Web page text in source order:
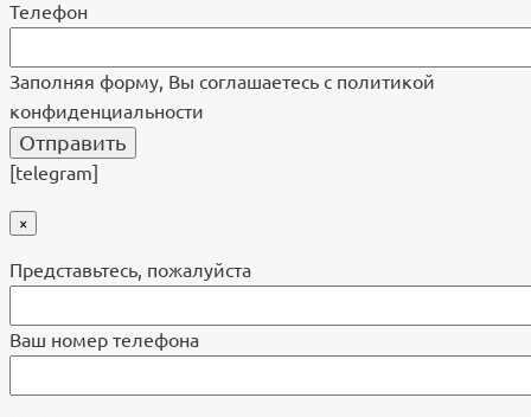
Телефон
Заполняя форму, Вы соглашаетесь с политикой
конфиденциальности
[telegram]
×
Представьтесь, пожалуйста
Ваш номер телефона